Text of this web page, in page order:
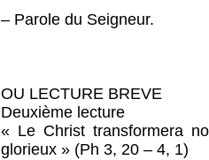
– Parole du Seigneur.
OU LECTURE BREVE
Deuxième lecture
« Le Christ transformera
glorieux » (Ph 3, 20 – 4, 1)